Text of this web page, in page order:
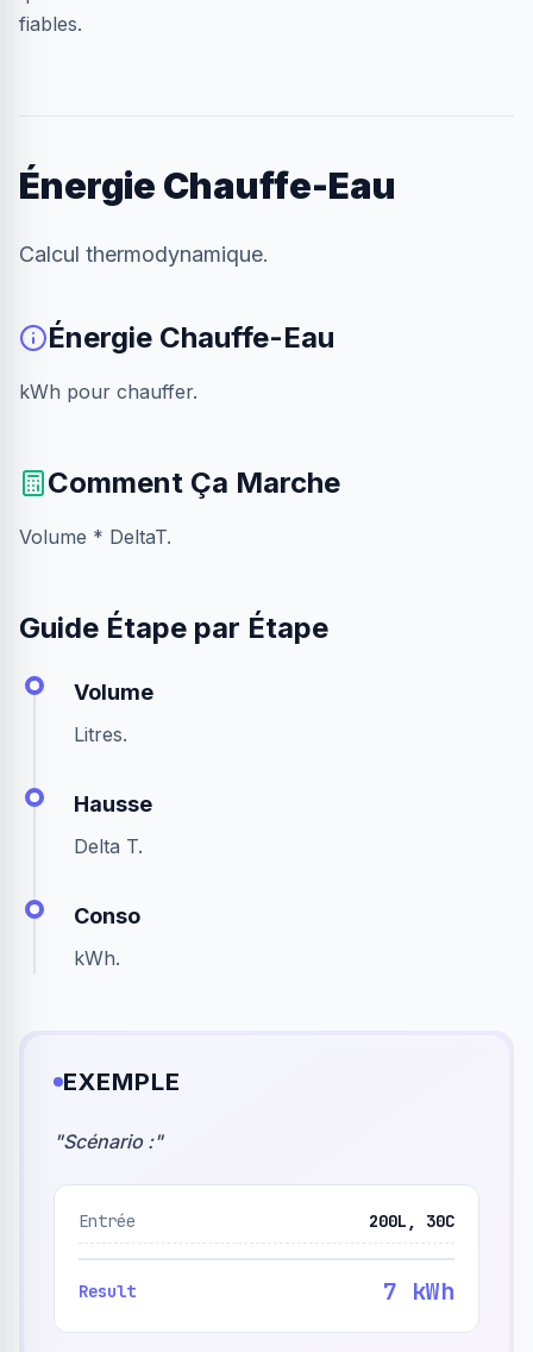
fiables.
Énergie Chauffe-Eau
Calcul thermodynamique.
Énergie Chauffe-Eau
kWh pour chauffer.
Comment Ça Marche
Volume * DeltaT.
Guide Étape par Étape
Volume
Litres.
Hausse
Delta T.
Conso
kWh.
EXEMPLE
"Scénario :"
Entrée 200L, 30C
Result 7 kWh